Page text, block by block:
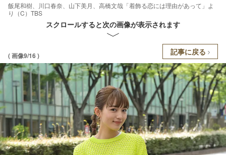
飯尾和樹、川口春奈、山下美月、高橋文哉「着飾る恋には理由があって」よ
り（C）TBS
スクロールすると次の画像が表示されます
( 画像9/16 ) 記事に戻る